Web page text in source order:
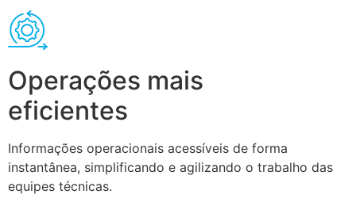
Operações mais
eficientes
Informações operacionais acessíveis de forma
instantânea, simplificando e agilizando o trabalho das
equipes técnicas.